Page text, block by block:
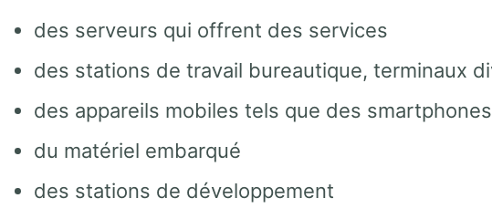
des serveurs qui offrent des services
des stations de travail bureautique, terminaux
des appareils mobiles tels que des
du matériel embarqué
des stations de développement